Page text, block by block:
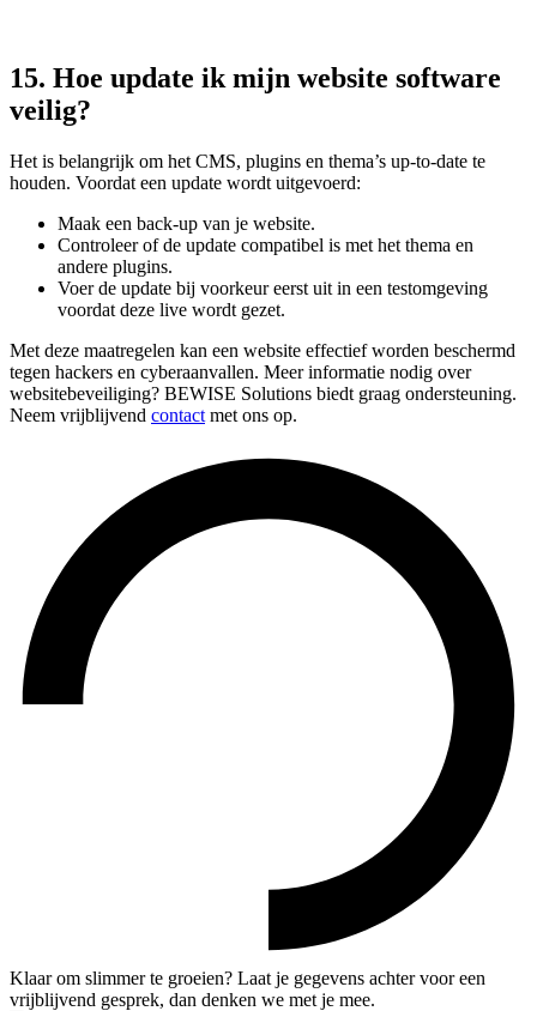
15. Hoe update ik mijn website software
veilig?
Het is belangrijk om het CMS, plugins en thema’s up-to-date te
houden. Voordat een update wordt uitgevoerd:
Maak een back-up van je website.
Controleer of de update compatibel is met het thema en
andere plugins.
Voer de update bij voorkeur eerst uit in een testomgeving
voordat deze live wordt gezet.
Met deze maatregelen kan een website effectief worden beschermd
tegen hackers en cyberaanvallen. Meer informatie nodig over
websitebeveiliging? BEWISE Solutions biedt graag ondersteuning.
Neem vrijblijvend contact met ons op.
Klaar om slimmer te groeien? Laat je gegevens achter voor een
vrijblijvend gesprek, dan denken we met je mee.